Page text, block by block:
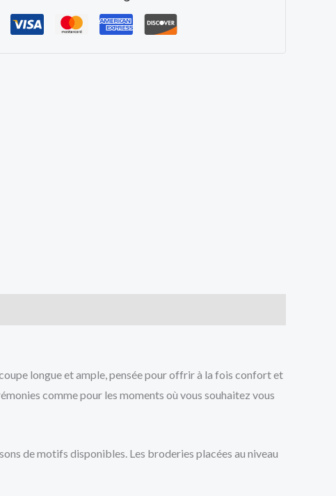
longue et ample, pensée pour offrir à la fois confort et
comme pour les moments où vous souhaitez vous
de motifs disponibles. Les broderies placées au niveau